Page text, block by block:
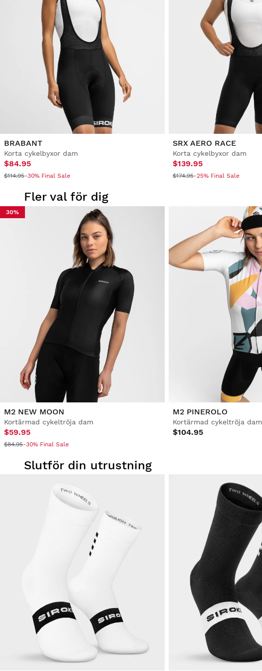
BRABANT
Korta cykelbyxor dam
$84.95
$114.95-30% Final Sale
SRX AERO RACE
Korta cykelbyxor dam
$139.95
$174.95-25% Final Sale
Fler val för dig
30%
M2 NEW MOON
Kortärmad cykeltröja dam
$59.95
$84.95-30% Final Sale
M2 PINEROLO
Kortärmad cykeltröja dam
$104.95
Slutför din utrustning